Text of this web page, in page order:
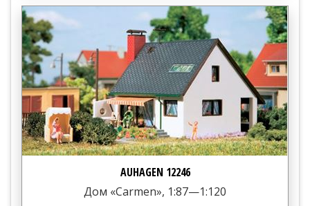
AUHAGEN 12246
Дом «Carmen», 1:87—1:120